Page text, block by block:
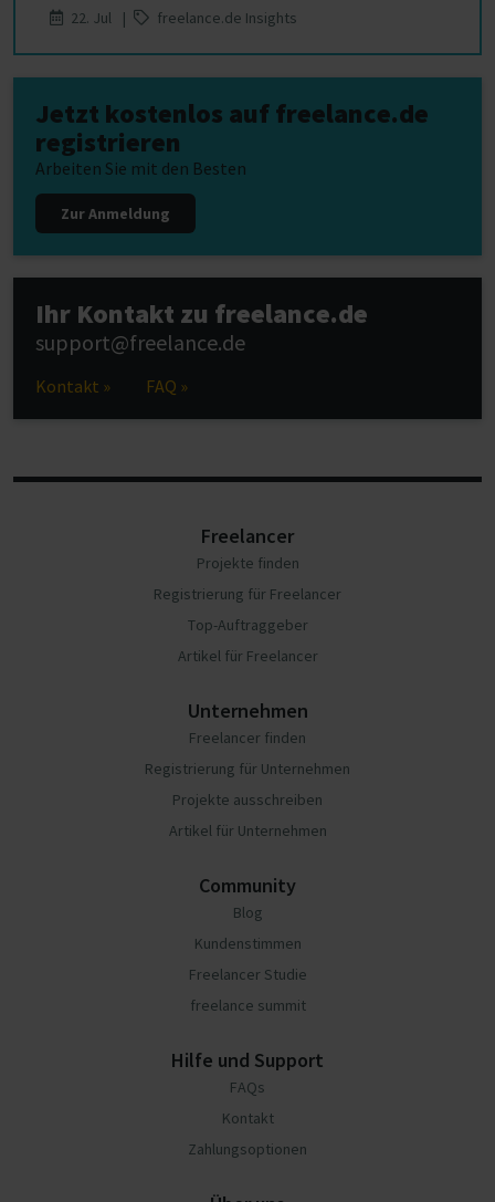
22. Jul |
freelance.de Insights
Jetzt kostenlos auf freelance.de
registrieren
Arbeiten Sie mit den Besten
Zur Anmeldung
Ihr Kontakt zu freelance.de
support@freelance.de
Kontakt » FAQ »
Freelancer
Projekte finden
Registrierung für Freelancer
Top-Auftraggeber
Artikel für Freelancer
Unternehmen
Freelancer finden
Registrierung für Unternehmen
Projekte ausschreiben
Artikel für Unternehmen
Community
Blog
Kundenstimmen
Freelancer Studie
freelance summit
Hilfe und Support
FAQs
Kontakt
Zahlungsoptionen